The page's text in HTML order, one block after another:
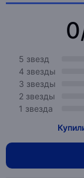
5 звезд
4 звезды
3 звезды
2 звезды
1 звезда